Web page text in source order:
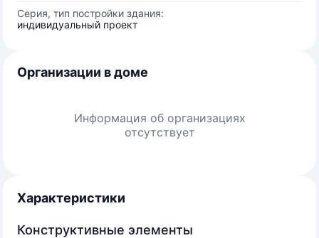
Серия, тип постройки здания:
индивидуальный проект
Организации в доме
Информация об организациях
отсутствует
Характеристики
Конструктивные элементы